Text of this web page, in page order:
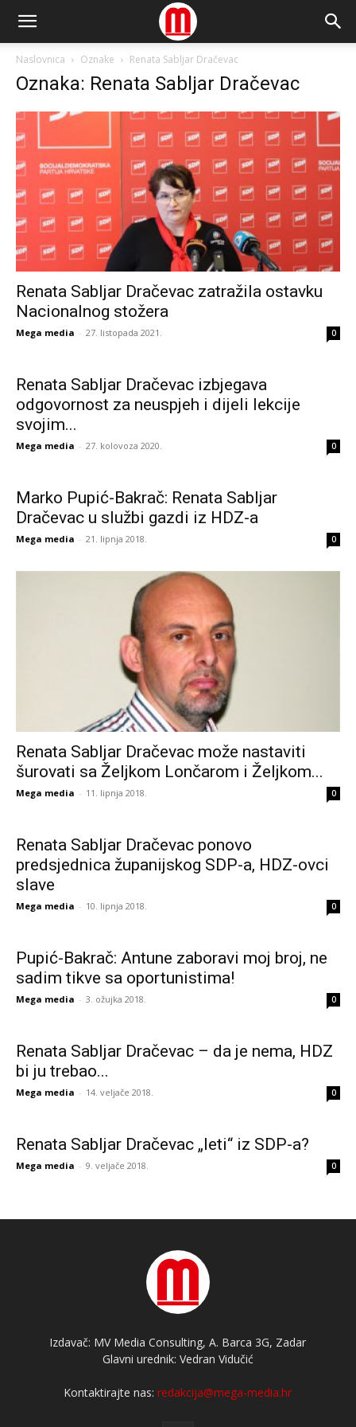
Naslovnica Oznake Renata Sabljar Dračevac
Oznaka: Renata Sabljar Dračevac
Renata Sabljar Dračevac zatražila ostavku
Nacionalnog stožera
Mega media - 27. listopada 2021. 0
Renata Sabljar Dračevac izbjegava
odgovornost za neuspjeh i dijeli lekcije
svojim...
Mega media - 27. kolovoza 2020. 0
Marko Pupić-Bakrač: Renata Sabljar
Dračevac u službi gazdi iz HDZ-a
Mega media - 21. lipnja 2018. 0
Renata Sabljar Dračevac može nastaviti
šurovati sa Željkom Lončarom i Željkom...
Mega media - 11. lipnja 2018. 0
Renata Sabljar Dračevac ponovo
predsjednica županijskog SDP-a, HDZ-ovci
slave
Mega media - 10. lipnja 2018. 0
Pupić-Bakrač: Antune zaboravi moj broj, ne
sadim tikve sa oportunistima!
Mega media - 3. ožujka 2018. 0
Renata Sabljar Dračevac – da je nema, HDZ
bi ju trebao...
Mega media - 14. veljače 2018. 0
Renata Sabljar Dračevac „leti“ iz SDP-a?
Mega media - 9. veljače 2018. 0
Izdavač: MV Media Consulting, A. Barca 3G, Zadar
Glavni urednik: Vedran Vidučić
Kontaktirajte nas:redakcija@mega-media.hr